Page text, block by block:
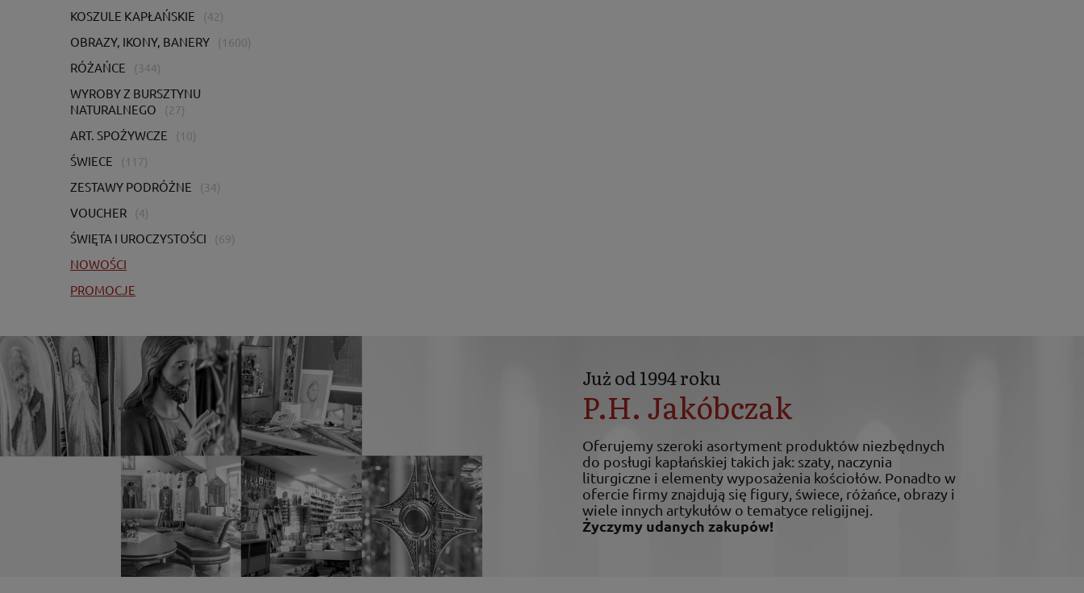
KOSZULE KAPŁAŃSKIE (42)
OBRAZY, IKONY, BANERY (1600)
RÓŻAŃCE (344)
WYROBY Z BURSZTYNU
NATURALNEGO
(27)
ART. SPOŻYWCZE (10)
ŚWIECE (117)
ZESTAWY PODRÓŻNE (34)
VOUCHER (4)
ŚWIĘTA I UROCZYSTOŚCI (69)
NOWOŚCI
PROMOCJE
Już od 1994 roku
P.H. Jakóbczak
Oferujemy szeroki asortyment produktów niezbędnych
do posługi kapłańskiej takich jak: szaty, naczynia
liturgiczne i elementy wyposażenia kościołów. Ponadto w
ofercie firmy znajdują się figury, świece, różańce, obrazy i
wiele innych artykułów o tematyce religijnej.
Życzymy udanych zakupów!